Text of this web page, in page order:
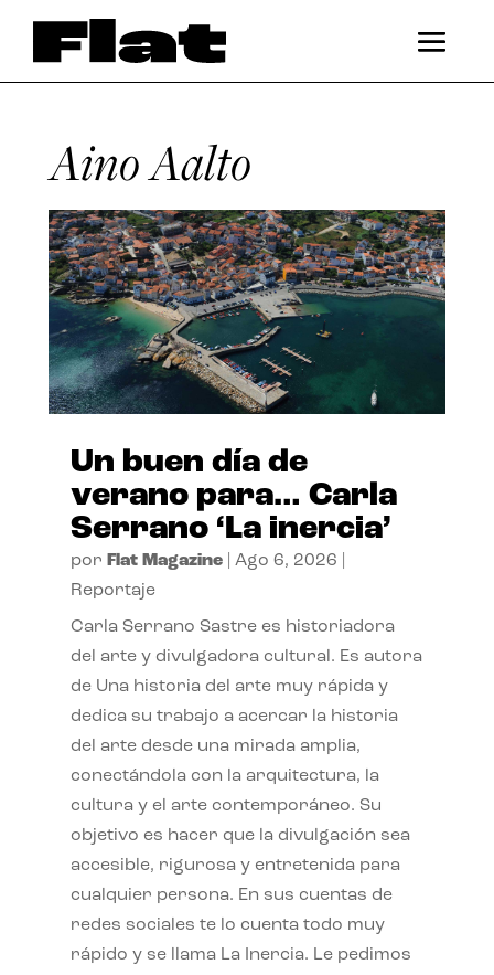
Aino Aalto
Un buen día de
verano para… Carla
Serrano ‘La inercia’
por Flat Magazine| Ago 6, 2026
Reportaje
Carla Serrano Sastre es historiadora
del arte y divulgadora cultural. Es autora
de Una historia del arte muy rápida y
dedica su trabajo a acercar la historia
del arte desde una mirada amplia,
conectándola con la arquitectura, la
cultura y el arte contemporáneo. Su
objetivo es hacer que la divulgación sea
accesible, rigurosa y entretenida para
cualquier persona. En sus cuentas de
redes sociales te lo cuenta todo muy
rápido y se llama La Inercia. Le pedimos